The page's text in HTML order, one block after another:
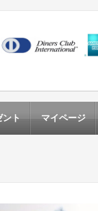
ント マイページ